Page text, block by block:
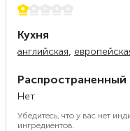
1 из 5
Кухня
английская,
Распространенный
Нет
Убедитесь, что у вас нет
ингредиентов.